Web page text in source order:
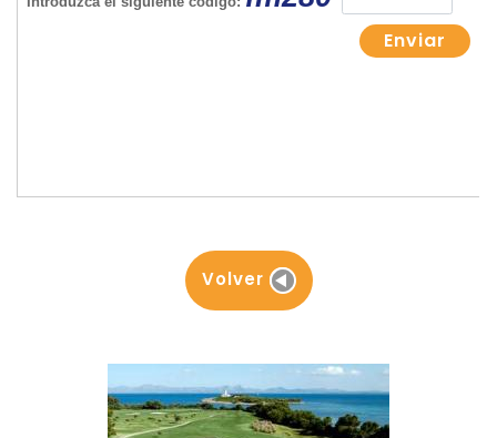
Volver